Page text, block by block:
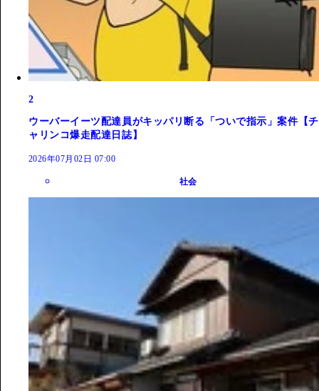
2
ウーバーイーツ配達員がキッパリ断る「ついで指示」案件【チ
ャリンコ爆走配達日誌】
2026年07月02日 07:00
社会